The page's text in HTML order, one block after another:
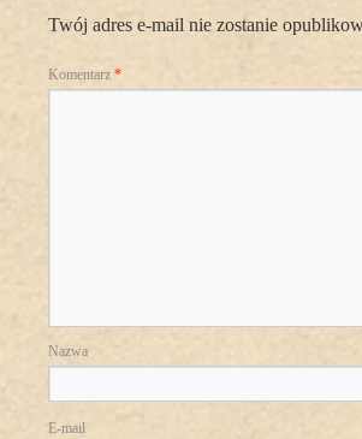
Twój adres e-mail nie zostanie
Komentarz *
Nazwa
E-mail